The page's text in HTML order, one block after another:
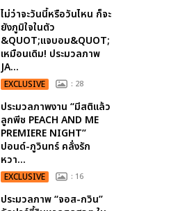
ไม่ว่าจะวันนี้หรือวันไหน ก็จะ
ยังภูมิใจในตัว
&QUOT;แจบอม&QUOT;
เหมือนเดิม! ประมวลภาพ
JA...
EXCLUSIVE : 28
ประมวลภาพงาน “มีสติแล้ว
ลูกพีช PEACH AND ME
PREMIERE NIGHT”
ปอนด์-ภูวินทร์ คลั่งรัก
หวา...
EXCLUSIVE : 16
ประมวลภาพ “จอส-กวิน”